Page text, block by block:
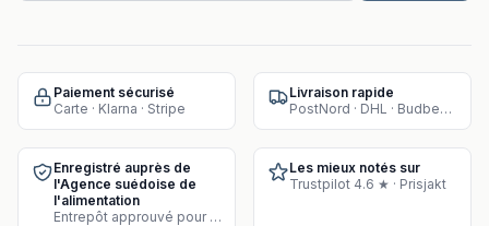
Paiement sécurisé
Carte · Klarna · Stripe
Livraison rapide
PostNord · DHL · Budbee · Instabox
Enregistré auprès de
l'Agence suédoise de
l'alimentation
Entrepôt approuvé pour la vente de compléments
Les mieux notés sur
Trustpilot 4.6 ★ · Prisjakt